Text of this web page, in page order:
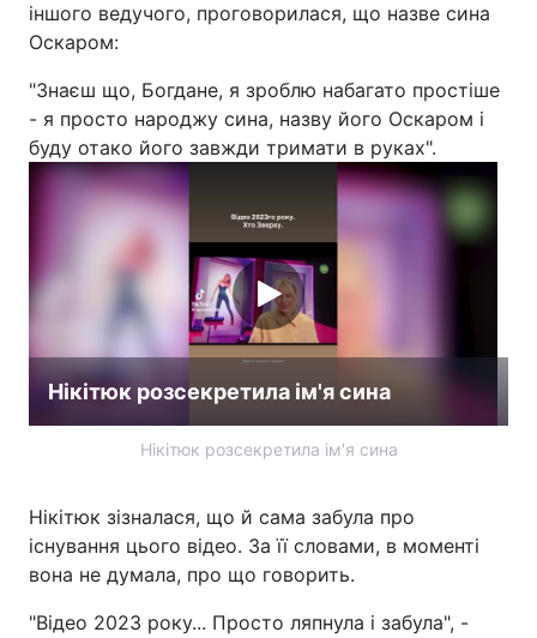
іншого ведучого, проговорилася, що назве сина
Оскаром:
"Знаєш що, Богдане, я зроблю набагато простіше
- я просто народжу сина, назву його Оскаром і
буду отако його завжди тримати в руках".
Нікітюк розсекретила ім'я сина
Нікітюк розсекретила ім'я сина
Нікітюк зізналася, що й сама забула про
існування цього відео. За її словами, в моменті
вона не думала, про що говорить.
"Відео 2023 року... Просто ляпнула і забула", -